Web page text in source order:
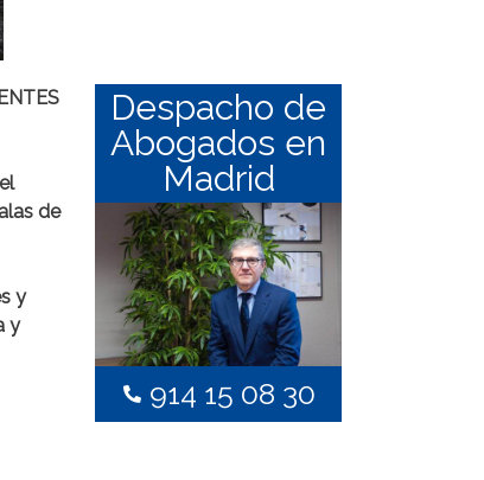
de
y
y
Despacho de
Abogados en
Madrid
914 15 08 30